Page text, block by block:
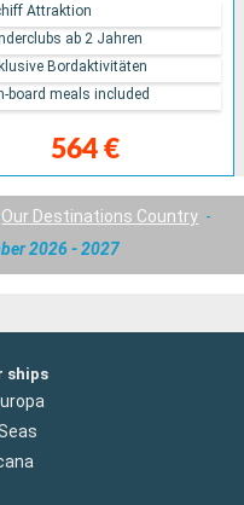
564 €
Attraktion
ab 2 Jahren
Bordaktivitäten
board meals included
Our Destinations Country
2026 - 2027
ships